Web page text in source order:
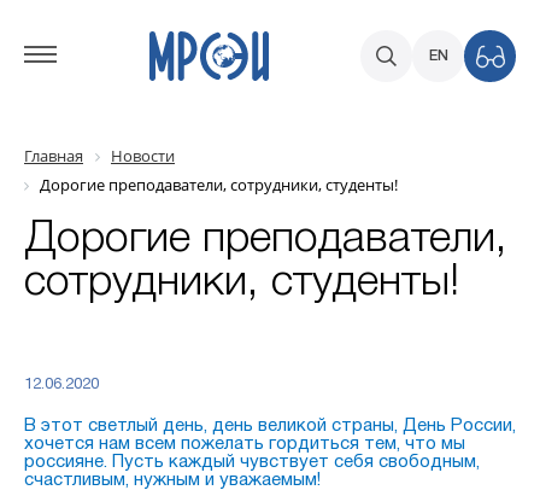
EN
Главная
Новости
Дорогие преподаватели, сотрудники, студенты!
Дорогие преподаватели,
сотрудники, студенты!
12.06.2020
В этот светлый день, день великой страны, День России,
хочется нам всем пожелать гордиться тем, что мы
россияне. Пусть каждый чувствует себя свободным,
счастливым, нужным и уважаемым!